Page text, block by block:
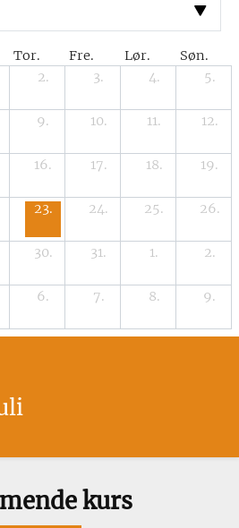
Tor. Fre. Lør.
Søn.
2. 3. 4. 5.
9. 10. 11. 12.
16. 17. 18. 19.
23. 24. 25. 26.
30. 31. 1. 2.
6. 7. 8. 9.
kurs